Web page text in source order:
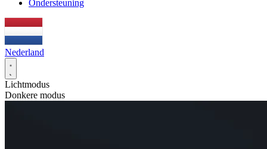
Ondersteuning
Nederland
Lichtmodus
Donkere modus